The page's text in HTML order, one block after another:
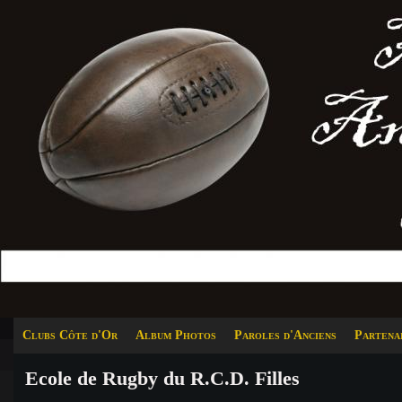
Clubs Côte d'Or Album Photos Paroles d'Anciens
Ecole de Rugby du R.C.D. Filles